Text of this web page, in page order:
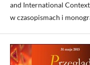
and International
w czasopismach i